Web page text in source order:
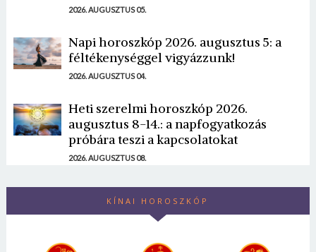
2026. AUGUSZTUS 05.
Napi horoszkóp 2026. augusztus 5: a
féltékenységgel vigyázzunk!
2026. AUGUSZTUS 04.
Heti szerelmi horoszkóp 2026.
augusztus 8-14.: a napfogyatkozás
próbára teszi a kapcsolatokat
2026. AUGUSZTUS 08.
KÍNAI HOROSZKÓP